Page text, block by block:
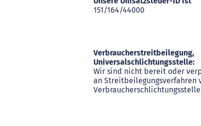
151/164/44000
Verbraucherstreitbeilegung,
Universalschlichtungsstelle:
Wir sind nicht bereit oder
an Streitbeilegungsverfahren